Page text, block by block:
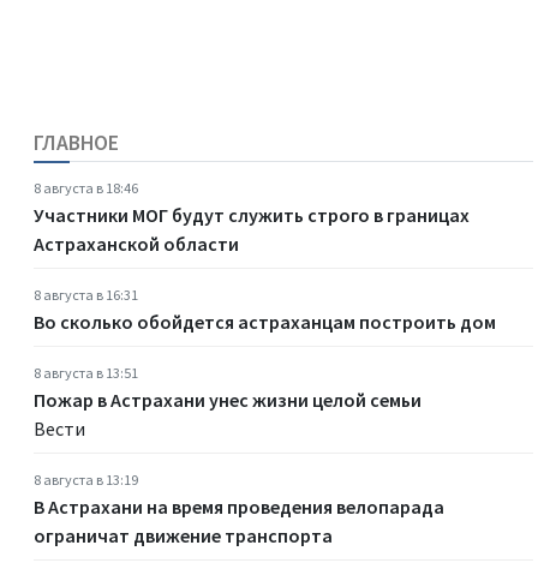
ГЛАВНОЕ
8 августа в 18:46
Участники МОГ будут служить строго в границах
Астраханской области
8 августа в 16:31
Во сколько обойдется астраханцам построить дом
8 августа в 13:51
Пожар в Астрахани унес жизни целой семьи
Вести
8 августа в 13:19
В Астрахани на время проведения велопарада
ограничат движение транспорта